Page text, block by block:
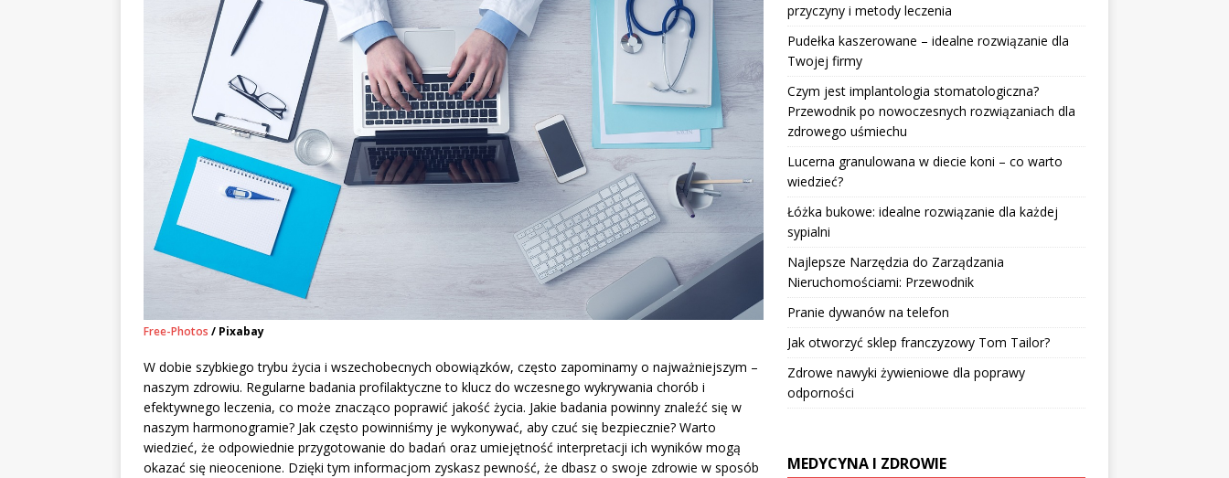
Free-Photos / Pixabay
W dobie szybkiego trybu życia i wszechobecnych obowiązków, często zapominamy o najważniejszym –
naszym zdrowiu. Regularne badania profilaktyczne to klucz do wczesnego wykrywania chorób i
efektywnego leczenia, co może znacząco poprawić jakość życia. Jakie badania powinny znaleźć się w
naszym harmonogramie? Jak często powinniśmy je wykonywać, aby czuć się bezpiecznie? Warto
wiedzieć, że odpowiednie przygotowanie do badań oraz umiejętność interpretacji ich wyników mogą
okazać się nieocenione. Dzięki tym informacjom zyskasz pewność, że dbasz o swoje zdrowie w sposób
przyczyny i metody leczenia
Pudełka kaszerowane – idealne rozwiązanie dla
Twojej firmy
Czym jest implantologia stomatologiczna?
Przewodnik po nowoczesnych rozwiązaniach dla
zdrowego uśmiechu
Lucerna granulowana w diecie koni – co warto
wiedzieć?
Łóżka bukowe: idealne rozwiązanie dla każdej
sypialni
Najlepsze Narzędzia do Zarządzania
Nieruchomościami: Przewodnik
Pranie dywanów na telefon
Jak otworzyć sklep franczyzowy Tom Tailor?
Zdrowe nawyki żywieniowe dla poprawy
odporności
MEDYCYNA I ZDROWIE